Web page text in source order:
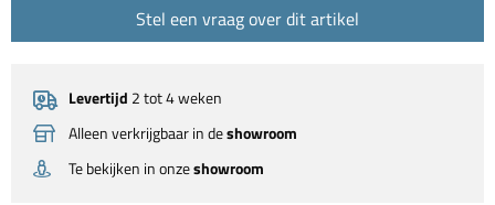
Stel een vraag over dit artikel
Levertijd 2 tot 4 weken
Alleen verkrijgbaar in deshowroom
Te bekijken in onzeshowroom